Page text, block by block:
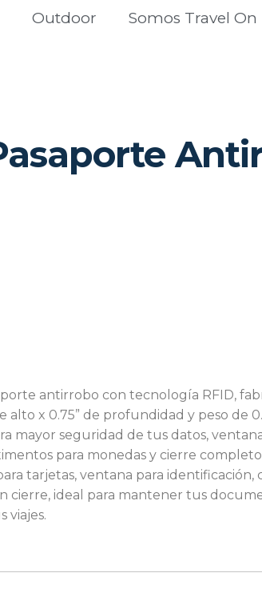
Outdoor Somos Travel On
antirrobo con tecnología RFID,
alto x 0.75” de profundidad y peso de
mayor seguridad de tus datos,
para monedas y cierre
tarjetas, ventana para
cierre, ideal para mantener tus
viajes.